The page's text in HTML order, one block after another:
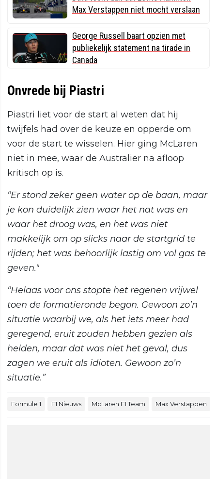
Max Verstappen niet mocht verslaan
George Russell baart opzien met
publiekelijk statement na tirade in
Canada
Onvrede bij Piastri
Piastri liet voor de start al weten dat hij
twijfels had over de keuze en opperde om
voor de start te wisselen. Hier ging McLaren
niet in mee, waar de Australiër na afloop
kritisch op is.
“Er stond zeker geen water op de baan, maar
je kon duidelijk zien waar het nat was en
waar het droog was, en het was niet
makkelijk om op slicks naar de startgrid te
rijden; het was behoorlijk lastig om vol gas te
geven."
“Helaas voor ons stopte het regenen vrijwel
toen de formatieronde begon. Gewoon zo’n
situatie waarbij we, als het iets meer had
geregend, eruit zouden hebben gezien als
helden, maar dat was niet het geval, dus
zagen we eruit als idioten. Gewoon zo’n
situatie.”
Formule 1 F1 Nieuws McLaren F1 Team Max Verstappen